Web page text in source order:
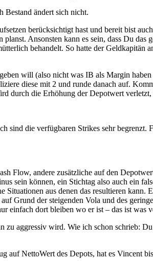
Bestand ändert sich nicht.
berücksichtigt hast und bereit bist
Ansonsten kann es sein, dass Du das
behandelt. So hatte der Geldkapitän
will (also nicht was IB als Margin
diese mit 2 und runde danach auf.
durch die Erhöhung der Depotwert
sind die verfügbaren Strikes sehr
Flow, andere zusätzliche auf den
sein können, ein Stichtag also auch ein
aus denen das resultieren kann.
Grund der steigenden Vola und des
einfach dort bleiben wo er ist – das ist was
zu aggressiv wird. Wie ich schon schrieb:
NettoWert des Depots, hat es Vincent